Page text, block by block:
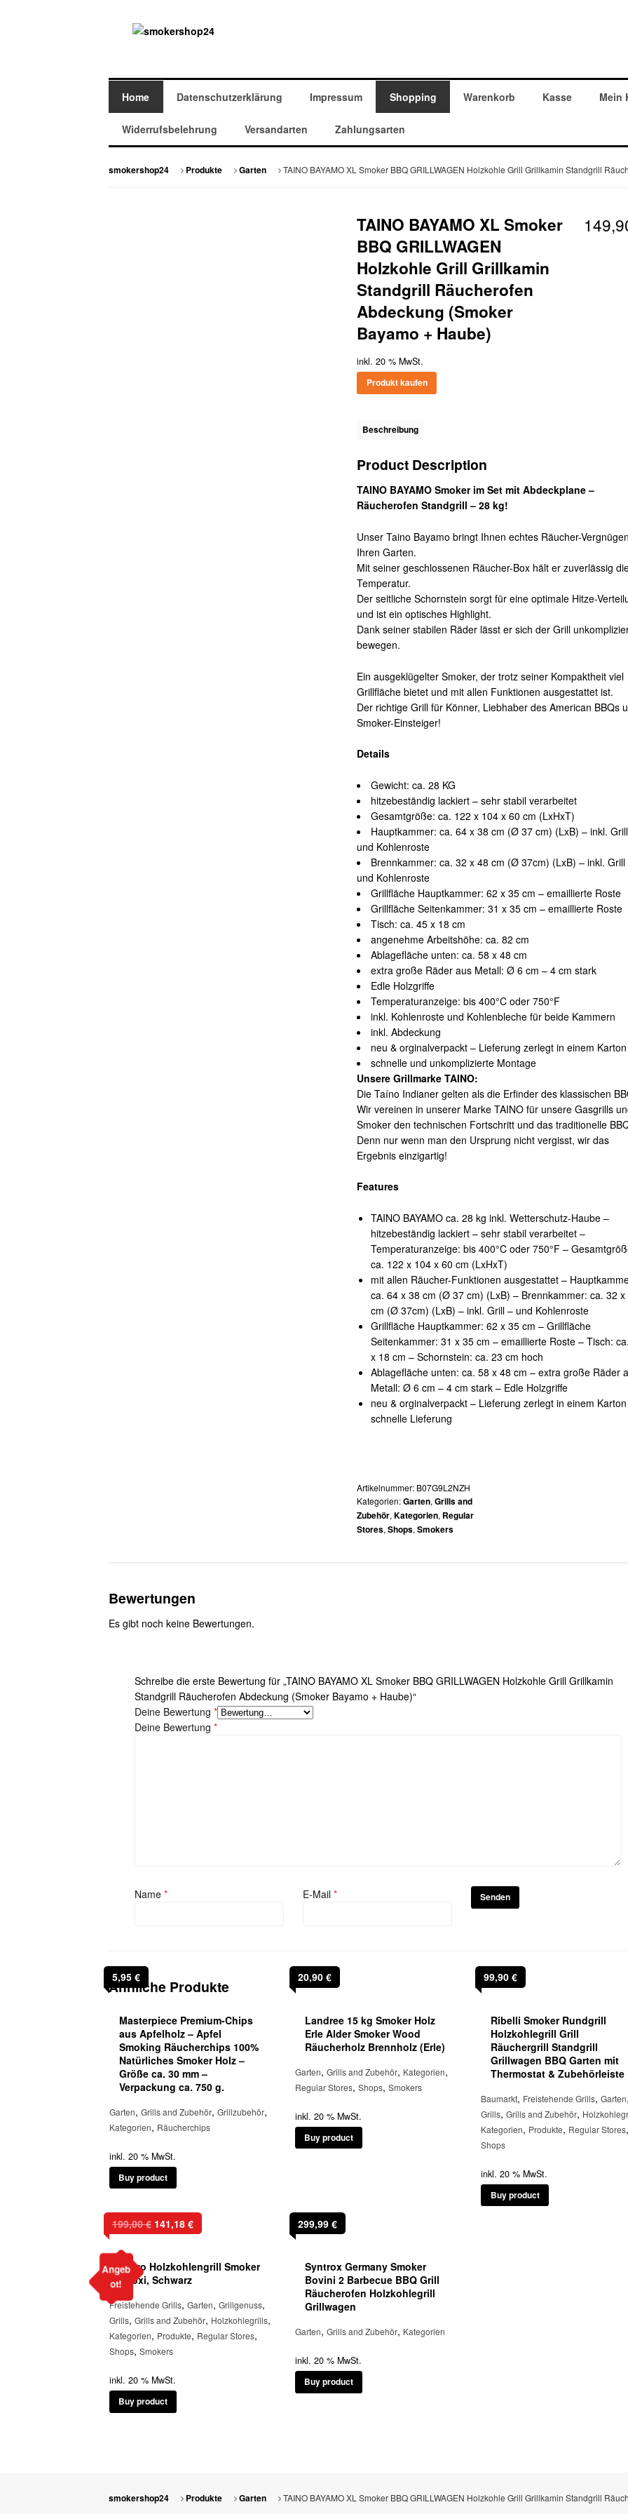
Home Datenschutzerklärung Impressum Shopping Warenkorb Kasse Mein
Widerrufsbelehrung Versandarten Zahlungsarten
smokershop24 Produkte Garten TAINO BAYAMO XL Smoker BBQ GRILLWAGEN Holzkohle Grill Grillkamin Standgrill
TAINO BAYAMO XL Smoker
BBQ GRILLWAGEN
Holzkohle Grill Grillkamin
Standgrill Räucherofen
Abdeckung (Smoker
Bayamo + Haube)
inkl. 20 % MwSt.
Produkt kaufen
Beschreibung
Product Description
TAINO BAYAMO Smoker im Set mit Abdeckplane –
Räucherofen Standgrill – 28 kg!
Unser Taino Bayamo bringt Ihnen echtes Räucher-
Ihren Garten.
Mit seiner geschlossenen Räucher-Box hält er zuverlässig
Temperatur.
Der seitliche Schornstein sorgt für eine optimale Hitze-
und ist ein optisches Highlight.
Dank seiner stabilen Räder lässt er sich der Grill
bewegen.
Ein ausgeklügelter Smoker, der trotz seiner Kompaktheit viel
Grillfläche bietet und mit allen Funktionen ausgestattet ist.
Der richtige Grill für Könner, Liebhaber des American BBQs
Smoker-Einsteiger!
Details
Gewicht: ca. 28 KG
hitzebeständig lackiert – sehr stabil verarbeitet
Gesamtgröße: ca. 122 x 104 x 60 cm (LxHxT)
Hauptkammer: ca. 64 x 38 cm (Ø 37 cm) (LxB) – inkl.
und Kohlenroste
Brennkammer: ca. 32 x 48 cm (Ø 37cm) (LxB) – inkl. Grill
und Kohlenroste
Grillfläche Hauptkammer: 62 x 35 cm – emaillierte Roste
Grillfläche Seitenkammer: 31 x 35 cm – emaillierte Roste
Tisch: ca. 45 x 18 cm
angenehme Arbeitshöhe: ca. 82 cm
Ablagefläche unten: ca. 58 x 48 cm
extra große Räder aus Metall: Ø 6 cm – 4 cm stark
Edle Holzgriffe
Temperaturanzeige: bis 400°C oder 750°F
inkl. Kohlenroste und Kohlenbleche für beide Kammern
inkl. Abdeckung
neu & orginalverpackt – Lieferung zerlegt in einem Karton
schnelle und unkomplizierte Montage
Unsere Grillmarke TAINO:
Die Taíno Indianer gelten als die Erfinder des klassischen
Wir vereinen in unserer Marke TAINO für unsere Gasgrills
Smoker den technischen Fortschritt und das traditionelle
Denn nur wenn man den Ursprung nicht vergisst, wir das
Ergebnis einzigartig!
Features
TAINO BAYAMO ca. 28 kg inkl. Wetterschutz-Haube –
hitzebeständig lackiert – sehr stabil verarbeitet –
Temperaturanzeige: bis 400°C oder 750°F –
ca. 122 x 104 x 60 cm (LxHxT)
mit allen Räucher-Funktionen ausgestattet –
ca. 64 x 38 cm (Ø 37 cm) (LxB) – Brennkammer: ca. 32 x
cm (Ø 37cm) (LxB) – inkl. Grill – und Kohlenroste
Grillfläche Hauptkammer: 62 x 35 cm – Grillfläche
Seitenkammer: 31 x 35 cm – emaillierte Roste – Tisch:
x 18 cm – Schornstein: ca. 23 cm hoch
Ablagefläche unten: ca. 58 x 48 cm – extra große Räder
Metall: Ø 6 cm – 4 cm stark – Edle Holzgriffe
neu & orginalverpackt – Lieferung zerlegt in einem
schnelle Lieferung
Artikelnummer: B07G9L2NZH
Kategorien:Garten,Grills and
Zubehör,Kategorien, Regular
Stores,Shops,Smokers
Bewertungen
Es gibt noch keine Bewertungen.
Schreibe die erste Bewertung für „TAINO BAYAMO XL Smoker BBQ GRILLWAGEN Holzkohle Grill Grillkamin
Standgrill Räucherofen Abdeckung (Smoker Bayamo + Haube)“
Deine Bewertung *
Deine Bewertung *
Name * E-Mail *
Ähnliche Produkte
5,95 €
Masterpiece Premium-Chips
aus Apfelholz – Apfel
Smoking Räucherchips 100%
Natürliches Smoker Holz –
Größe ca. 30 mm –
Verpackung ca. 750 g.
Garten, Grills and Zubehör, Grillzubehör,
Kategorien, Räucherchips
inkl. 20 % MwSt.
Buy product
20,90 €
Landree 15 kg Smoker Holz
Erle Alder Smoker Wood
Räucherholz Brennholz (Erle)
Garten,Grills and Zubehör, Kategorien,
Regular Stores,Shops,Smokers
inkl. 20 % MwSt.
Buy product
99,90€
Ribelli Smoker Rundgrill
Holzkohlegrill Grill
Räuchergrill Standgrill
Grillwagen BBQ Garten mit
Thermostat & Zubehörleiste
Baumarkt, Freistehende Grills,Garten,
Grills,Grills and Zubehör,
Kategorien, Produkte, Regular Stores,
Shops
inkl. 20 % MwSt.
Buy product
Angeb
ot!
199,00€ Ursprünglicher
Preis
199,00 €
141,18 €Aktueller
Preis
141,18 €.
Tepro Holzkohlengrill Smoker
Biloxi, Schwarz
Freistehende Grills, Garten, Grillgenuss,
Grills, Grills and Zubehör, Holzkohlegrills,
Kategorien, Produkte, Regular Stores,
Shops, Smokers
inkl. 20 % MwSt.
Buy product
299,99 €
Syntrox Germany Smoker
Bovini 2 Barbecue BBQ Grill
Räucherofen Holzkohlegrill
Grillwagen
Garten,Grills and Zubehör, Kategorien
inkl. 20 % MwSt.
Buy product
smokershop24 Produkte Garten TAINO BAYAMO XL Smoker BBQ GRILLWAGEN Holzkohle Grill Grillkamin Standgrill